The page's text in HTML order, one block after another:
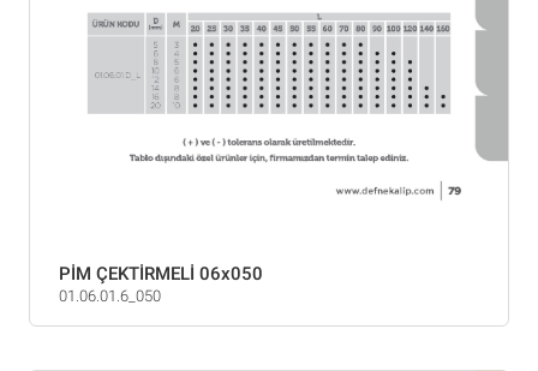
PİM ÇEKTİRMELİ 06x050
01.06.01.6_050